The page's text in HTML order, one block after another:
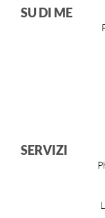
SU DI ME
SERVIZI